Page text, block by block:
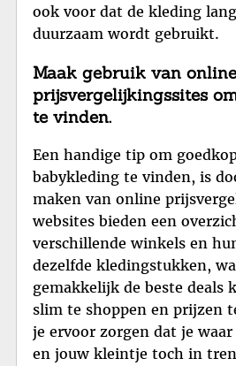
ook voor dat de kleding
duurzaam wordt gebruikt.
Maak gebruik van online
prijsvergelijkingssites
te vinden.
Een handige tip om
babykleding te vinden, is
maken van online
websites bieden een
verschillende winkels en
dezelfde kledingstukken,
gemakkelijk de beste deals
slim te shoppen en prijzen
je ervoor zorgen dat je
en jouw kleintje toch in